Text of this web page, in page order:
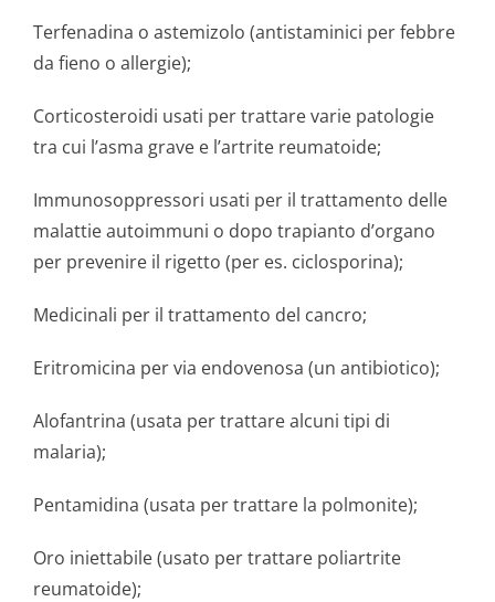
Terfenadina o astemizolo (antistaminici per febbre
da fieno o allergie);
Corticosteroidi usati per trattare varie patologie
tra cui l’asma grave e l’artrite reumatoide;
Immunosoppressori usati per il trattamento delle
malattie autoimmuni o dopo trapianto d’organo
per prevenire il rigetto (per es. ciclosporina);
Medicinali per il trattamento del cancro;
Eritromicina per via endovenosa (un antibiotico);
Alofantrina (usata per trattare alcuni tipi di
malaria);
Pentamidina (usata per trattare la polmonite);
Oro iniettabile (usato per trattare poliartrite
reumatoide);